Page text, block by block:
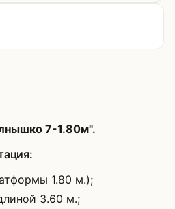
7-1.80м".
1.80 м.);
3.60 м.;